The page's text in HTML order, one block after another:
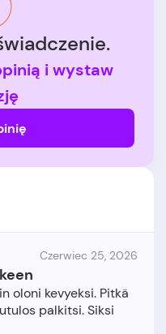
i wystaw
Czerwiec 25, 2026
oloni kevyeksi. Pitkä
palkitsi. Siksi